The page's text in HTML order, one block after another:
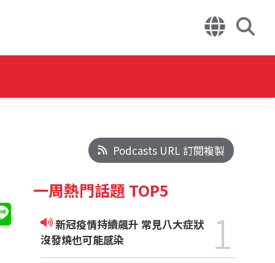
Podcasts URL 訂閱複製
一周熱門話題 TOP5
新冠疫情持續飆升 常見八大症狀
沒發燒也可能感染
1